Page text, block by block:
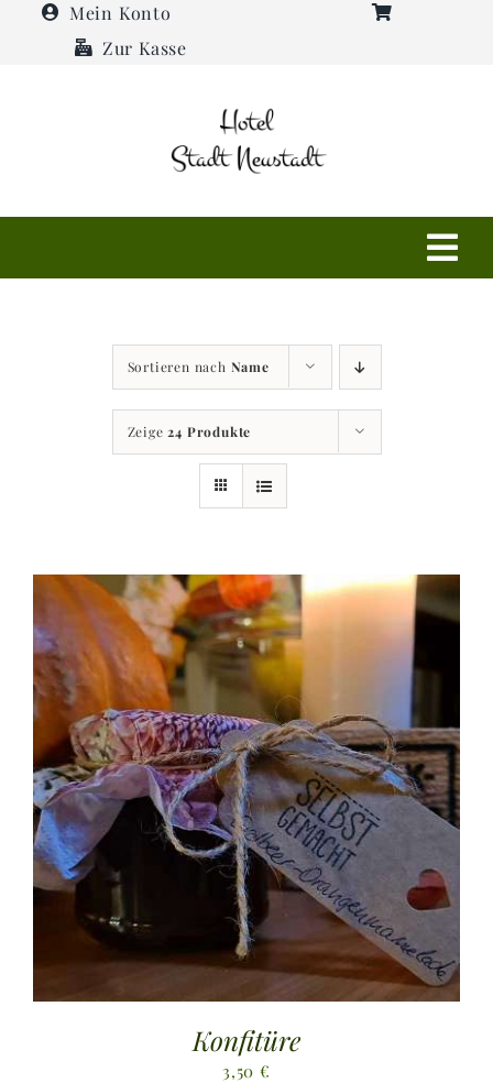
Mein Konto
Zur Kasse
Restaurant
Anfahrt + Kontakt
Sortieren nach Name
Zeige 24 Produkte
Konfitüre
3,50€